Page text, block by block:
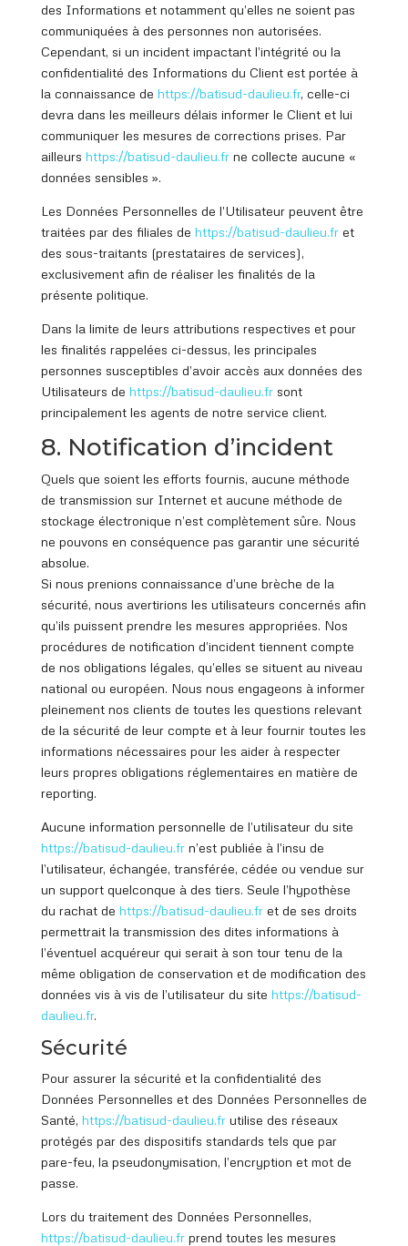
des Informations et notamment qu’elles ne soient pas
communiquées à des personnes non autorisées.
Cependant, si un incident impactant l’intégrité ou la
confidentialité des Informations du Client est portée à
la connaissance de https://batisud-daulieu.fr, celle-ci
devra dans les meilleurs délais informer le Client et lui
communiquer les mesures de corrections prises. Par
ailleurs https://batisud-daulieu.frne collecte aucune «
données sensibles ».
Les Données Personnelles de l’Utilisateur peuvent être
traitées par des filiales de https://batisud-daulieu.fret
des sous-traitants (prestataires de services),
exclusivement afin de réaliser les finalités de la
présente politique.
Dans la limite de leurs attributions respectives et pour
les finalités rappelées ci-dessus, les principales
personnes susceptibles d’avoir accès aux données des
Utilisateurs de https://batisud-daulieu.frsont
principalement les agents de notre service client.
8. Notification d’incident
Quels que soient les efforts fournis, aucune méthode
de transmission sur Internet et aucune méthode de
stockage électronique n’est complètement sûre. Nous
ne pouvons en conséquence pas garantir une sécurité
absolue.
Si nous prenions connaissance d’une brèche de la
sécurité, nous avertirions les utilisateurs concernés afin
qu’ils puissent prendre les mesures appropriées. Nos
procédures de notification d’incident tiennent compte
de nos obligations légales, qu’elles se situent au niveau
national ou européen. Nous nous engageons à informer
pleinement nos clients de toutes les questions relevant
de la sécurité de leur compte et à leur fournir toutes les
informations nécessaires pour les aider à respecter
leurs propres obligations réglementaires en matière de
reporting.
Aucune information personnelle de l’utilisateur du site
https://batisud-daulieu.frn’est publiée à l’insu de
l’utilisateur, échangée, transférée, cédée ou vendue sur
un support quelconque à des tiers. Seule l’hypothèse
du rachat de https://batisud-daulieu.fret de ses droits
permettrait la transmission des dites informations à
l’éventuel acquéreur qui serait à son tour tenu de la
même obligation de conservation et de modification des
données vis à vis de l’utilisateur du site https://batisud-
daulieu.fr.
Sécurité
Pour assurer la sécurité et la confidentialité des
Données Personnelles et des Données Personnelles de
Santé, https://batisud-daulieu.frutilise des réseaux
protégés par des dispositifs standards tels que par
pare-feu, la pseudonymisation, l’encryption et mot de
passe.
Lors du traitement des Données Personnelles,
https://batisud-daulieu.fr prend toutes les mesures